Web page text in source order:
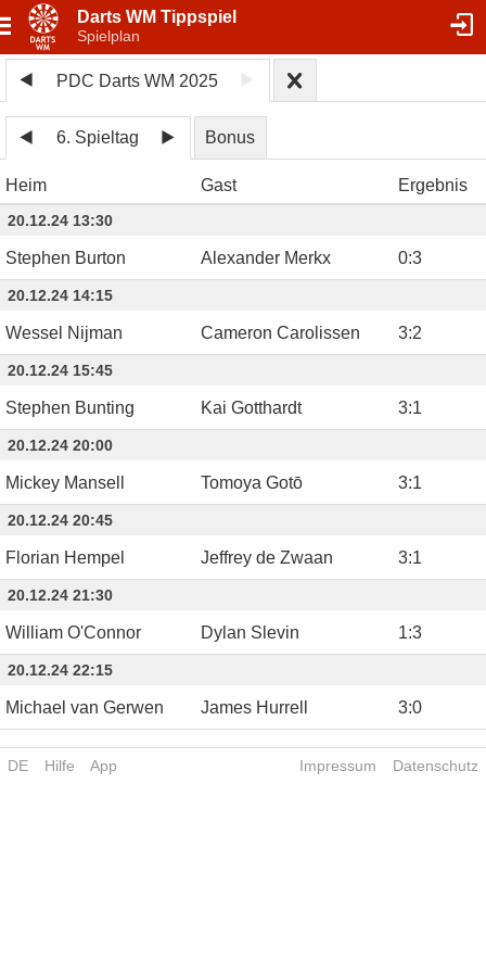
Darts WM Tippspiel
Spielplan
PDC Darts WM 2025
6. Spieltag Bonus
Heim Gast Ergebnis
20.12.24 13:30
Stephen Burton Alexander Merkx 0:3
20.12.24 14:15
Wessel Nijman Cameron Carolissen 3:2
20.12.24 15:45
Stephen Bunting Kai Gotthardt 3:1
20.12.24 20:00
Mickey Mansell Tomoya Gotō 3:1
20.12.24 20:45
Florian Hempel Jeffrey de Zwaan 3:1
20.12.24 21:30
William O'Connor Dylan Slevin 1:3
20.12.24 22:15
Michael van Gerwen James Hurrell 3:0
DE Hilfe App Impressum Datenschutz